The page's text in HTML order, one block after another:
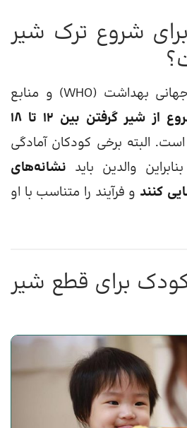
شروع ترک شیر
طبق توصیه سازمان جهانی بهداشت (WHO) و منابع
شروع از شیر گرفتن بین ۱۲ تا ۱۸
است. البته برخی کودکان آمادگی
والدین باید نشانه‌های
کنند و فرآیند را متناسب با او
کودک برای قطع شیر